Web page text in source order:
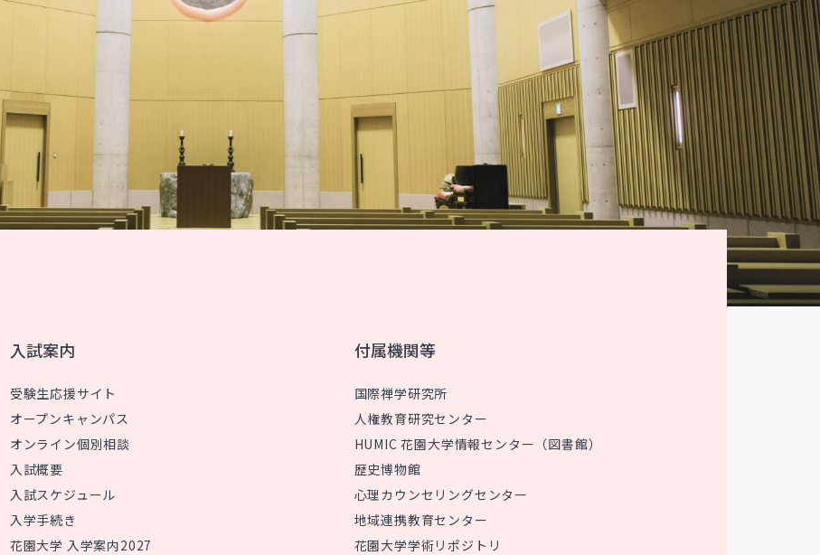
入試案内
受験生応援サイト
オープンキャンパス
オンライン個別相談
入試概要
入試スケジュール
入学手続き
花園大学 入学案内2027
付属機関等
国際禅学研究所
人権教育研究センター
HUMIC 花園大学情報センター（図書館）
歴史博物館
心理カウンセリングセンター
地域連携教育センター
花園大学学術リポジトリ